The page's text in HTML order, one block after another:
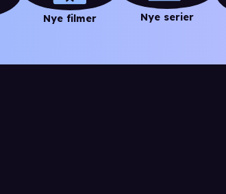
Nye filmer Nye serier